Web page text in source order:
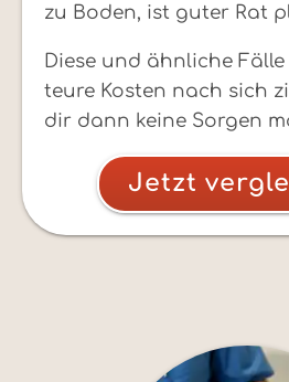
zu Boden, ist guter Rat
Diese und ähnliche
teure Kosten nach sich
dir dann keine Sorgen
Jetzt